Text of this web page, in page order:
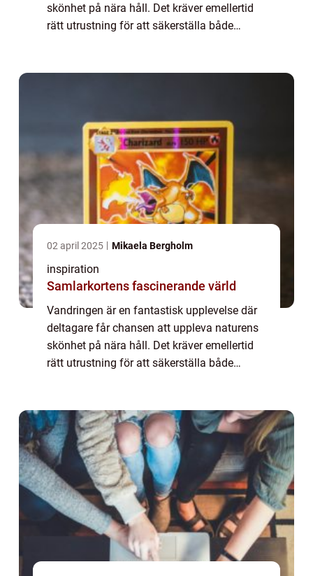
skönhet på nära håll. Det kräver emellertid
rätt utrustning för att säkerställa både
02 april 2025 Mikaela Bergholm
inspiration
Samlarkortens fascinerande värld
Vandringen är en fantastisk upplevelse där
deltagare får chansen att uppleva naturens
skönhet på nära håll. Det kräver emellertid
rätt utrustning för att säkerställa både